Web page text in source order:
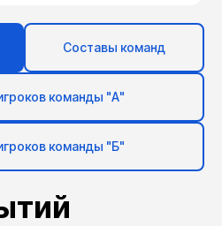
Составы команд
команды "А"
команды "Б"